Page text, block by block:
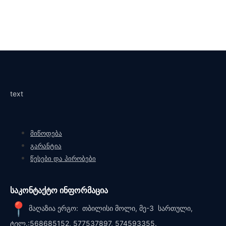
text
მიწოდება
გარანტია
წესები და პირობები
საკონტაქტო ინფორმაცია
მაღაზია ერგო: თბილისი მოლი, მე-3 სართული,
ტელ.:568685152, 577537897, 574593355.